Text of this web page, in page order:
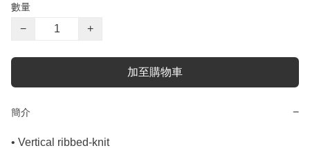
數量
− +
加至購物車
簡介 −
• Vertical ribbed-knit